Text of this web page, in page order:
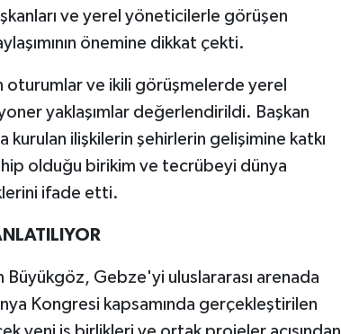
ve yerel yöneticilerle görüşen
önemine dikkat çekti.
oturumlar ve ikili görüşmelerde yerel
yaklaşımlar değerlendirildi. Başkan
ilişkilerin şehirlerin gelişimine katkı
olduğu birikim ve tecrübeyi dünya
ifade etti.
Büyükgöz, Gebze'yi uluslararası arenada
Kongresi kapsamında gerçekleştirilen